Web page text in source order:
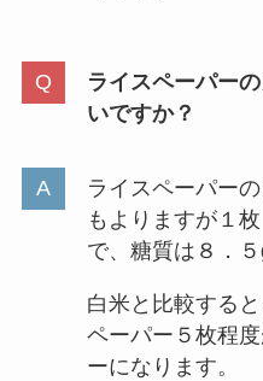
ライスペーパー
いですか？
ライスペーパー
もよりますが１
で、糖質は８．５
白米と比較する
ペーパー５枚程
ーになります。